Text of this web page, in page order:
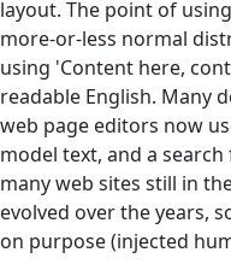
layout. The point of
more-or-less normal
using 'Content here,
readable English. Many
web page editors now
model text, and a
many web sites still in
evolved over the years,
on purpose (injected